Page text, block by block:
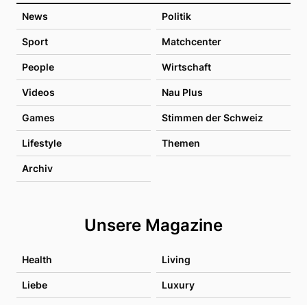
News Politik
Sport Matchcenter
People Wirtschaft
Videos Nau Plus
Games Stimmen der Schweiz
Lifestyle Themen
Archiv
Unsere Magazine
Health Living
Liebe Luxury